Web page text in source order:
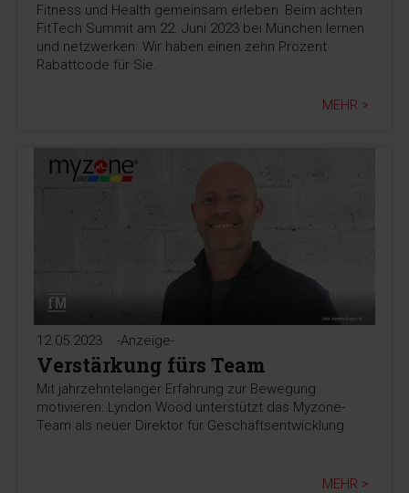
Fitness und Health gemeinsam erleben: Beim achten
FitTech Summit am 22. Juni 2023 bei München lernen
und netzwerken. Wir haben einen zehn Prozent
Rabattcode für Sie.
MEHR >
12.05.2023 -Anzeige-
Verstärkung fürs Team
Mit jahrzehntelanger Erfahrung zur Bewegung
motivieren: Lyndon Wood unterstützt das Myzone-
Team als neuer Direktor für Geschäftsentwicklung.
MEHR >